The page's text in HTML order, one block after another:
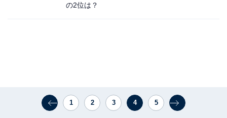
の2位は？
1 2 3 4 5